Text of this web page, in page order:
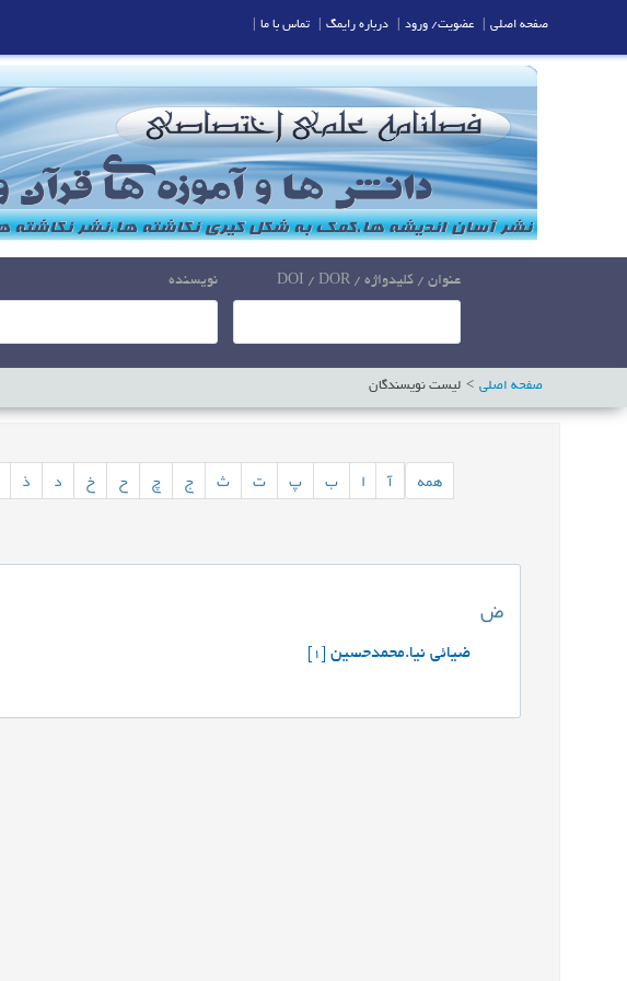
عنوان / کلیدواژه / DOI / DOR نویسنده
صفحه اصلی لیست نویسندگان
همه آ ا ب پ ت ث ج چ ح خ د ذ
ض
ضیائی نیا.محمدحسین
صفحه اصلی عضویت/ ورود درباره رایمگ تماس با ما